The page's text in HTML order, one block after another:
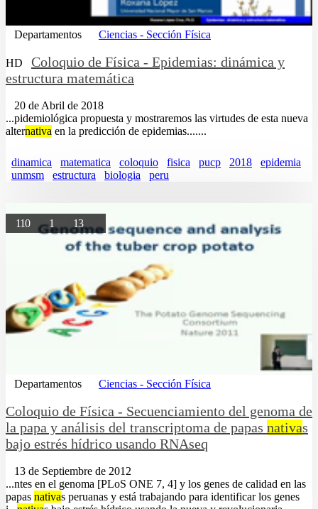
Departamentos Ciencias - Sección Física
HD
Coloquio de Física - Epidemias: dinámica y
estructura matemática
20 de Abril de 2018
...pidemiológica propuesta y mostraremos las virtudes de esta nueva
alternativa en la predicción de epidemias.......
dinamica matematica coloquio fisica pucp 2018
epidemia
unmsm
estructura biologia peru
110 1 13
Departamentos Ciencias - Sección Física
Coloquio de Física - Secuenciamiento del genoma de
la papa y análisis del transcriptoma de papas nativas
bajo estrés hídrico usando RNAseq
13 de Septiembre de 2012
...ntes en el genoma [PLoS ONE 7, 4] y los genes de calidad en las
papas nativas peruanas y está trabajando para identificar los genes